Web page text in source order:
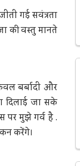
गई सवंत्रता
की वस्तु मानते
बर्बादी और
दिलाई जा सके
पर मुझे गर्व है .
करेंगे।